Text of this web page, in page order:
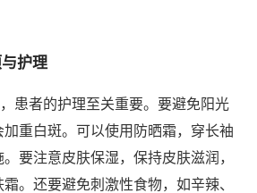
护理
患者的护理至关重要。要避免阳光
重白斑。可以使用防晒霜，穿长袖
要注意皮肤保湿，保持皮肤滋润，
。还要避免刺激性食物，如辛辣、